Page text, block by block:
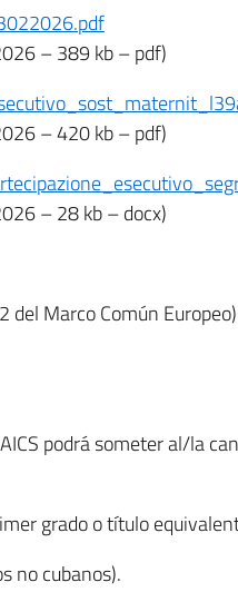
– 389 kb – pdf)
– 420 kb – pdf)
– 28 kb – docx)
Marco Común
podrá someter al/la
grado o título
no cubanos).